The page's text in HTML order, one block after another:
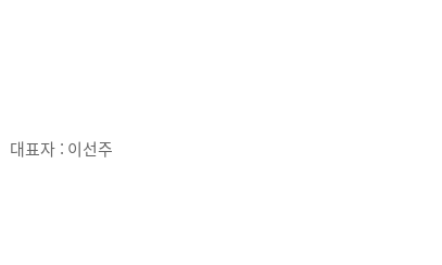
대표자 : 이선주